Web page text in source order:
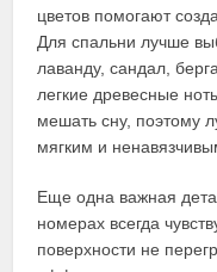
цветов помогают
Для спальни лучше
лаванду, сандал,
легкие древесные
мешать сну, поэтому
мягким и
Еще одна важная
номерах всегда
поверхности не